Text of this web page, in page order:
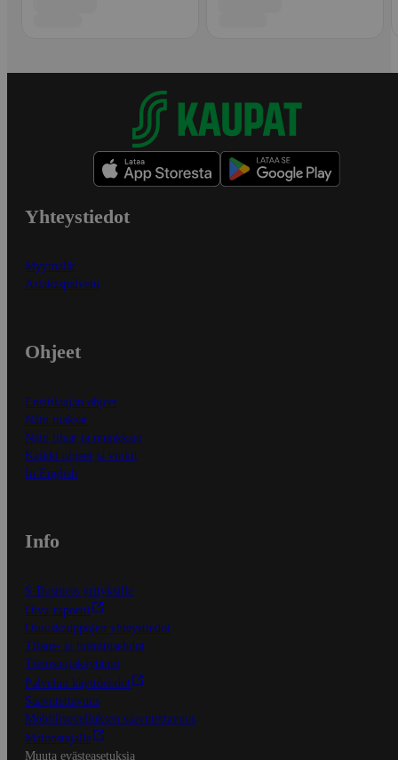
Yhteystiedot
Myymälät
Asiakaspalvelu
Ohjeet
Ensitilaajan ohjeet
Näin maksat
Näin tilaat ja muokkaat
Kaikki ohjeet ja vinkit
In English
Info
S-Business yrityksille
Oiva-raportit
Osuuskauppojen yhteystiedot
Tilaus- ja toimitusehdot
Tietosuojakäytäntö
Palvelun käyttöehdot
Saavutettavuus
Mobiilisovelluksen saavutettavuus
Mainostajalle
Muuta evästeasetuksia